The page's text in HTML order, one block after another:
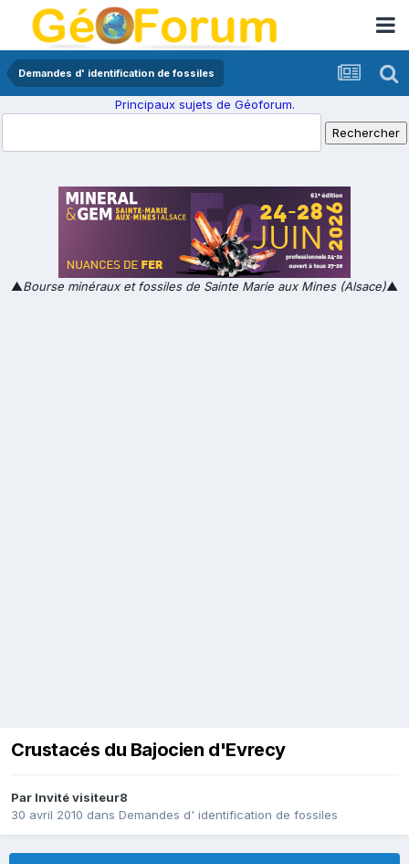
Demandes d' identification de fossiles
Principaux sujets de Géoforum.
▲Bourse minéraux et fossiles de Sainte Marie aux Mines (Alsace)▲
Crustacés du Bajocien d'Evrecy
Par Invité visiteur8
30 avril 2010 dans Demandes d' identification de fossiles